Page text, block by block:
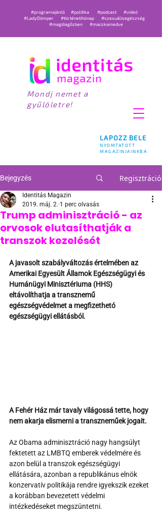
LAPOZZ BELE
NYOMTATOTT
MAGAZINJAINKBA
#programajánló #politika #podcast
#videó
#LadyDömper
#történetihónap
#szexuálisegészség
#magdiagőzben
#macskamedve
Mondj nemet a
gyűlöletre!
Bejegyzés Regisztráció
Trump adminisztráció - az
orvosok elutasíthatják a
transzok kezelését
Identitás Magazin
2019. máj. 2. 1 perc olvasás
A javasolt szabályváltozás értelmében az
Amerikai Egyesült Államok Egészségügyi és
Humánügyi Minisztériuma (HHS)
eltávolíthatja a transznemű
egészségvédelmet a megfizethetó
egészségügyi ellátásból.
A Fehér Ház már tavaly világossá tette, hogy
nem akarja elismerni a transzneműek jogait.
Az Obama adminisztráció nagy hangsúlyt
fektetett az LMBTQ emberek védelmére és
azon belül a transzok egészségügyi
ellátására, azonban a republikánus elnök
konzervatív politikája rendre igyekszik ezeket
a korábban bevezetett védelmi
intézkedéseket megszüntetni.